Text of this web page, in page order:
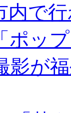
内で
ポッ
影が